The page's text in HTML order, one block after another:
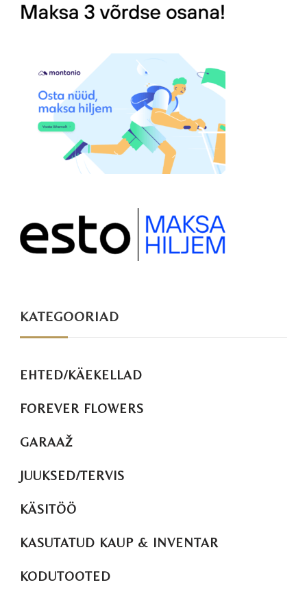
KATEGOORIAD
EHTED/KÄEKELLAD
FOREVER FLOWERS
GARAAŽ
JUUKSED/TERVIS
KÄSITÖÖ
KASUTATUD KAUP & INVENTAR
KODUTOOTED